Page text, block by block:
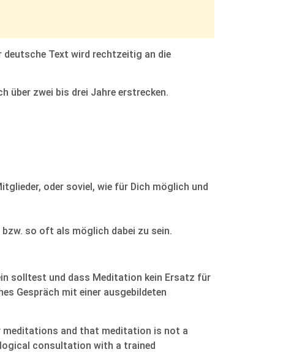
deutsche Text wird rechtzeitig an die
über zwei bis drei Jahre erstrecken.
oder soviel, wie für Dich möglich und
bzw. so oft als möglich dabei zu sein.
solltest und dass Meditation kein Ersatz für
Gespräch mit einer ausgebildeten
meditations and that meditation is not a
consultation with a trained